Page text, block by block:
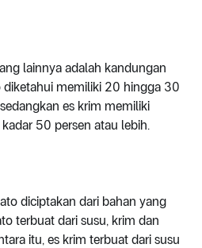
lainnya adalah kandungan
diketahui memiliki 20 hingga 30
es krim memiliki
50 persen atau lebih.
diciptakan dari bahan yang
terbuat dari susu, krim dan
itu, es krim terbuat dari susu